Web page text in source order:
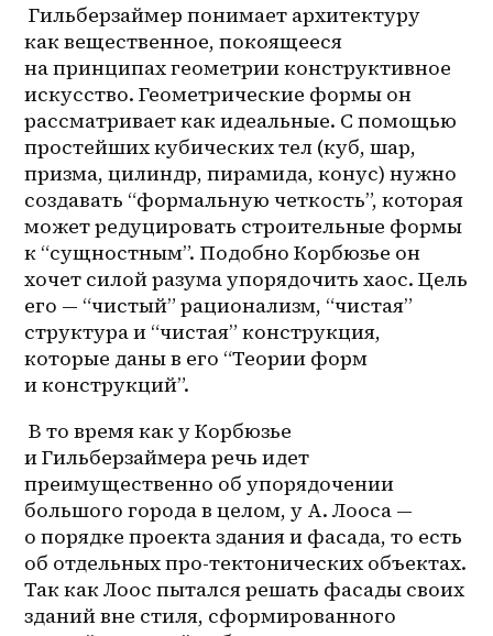
Гильберзаймер понимает архитектуру
как вещественное, покоящееся
на принципах геометрии конструктивное
искусство. Геометрические формы он
рассматривает как идеальные. С помощью
простейших кубических тел (куб, шар,
призма, цилиндр, пирамида, конус) нужно
создавать “формальную четкость”, которая
может редуцировать строительные формы
к “сущностным”. Подобно Корбюзье он
хочет силой разума упорядочить хаос. Цель
его — “чистый” рационализм, “чистая”
структура и “чистая” конструкция,
которые даны в его “Теории форм
и конструкций”.
В то время как у Корбюзье
и Гильберзаймера речь идет
преимущественно об упорядочении
большого города в целом, у А. Лооса —
о порядке проекта здания и фасада, то есть
об отдельных про-тектонических объектах.
Так как Лоос пытался решать фасады своих
зданий вне стиля, сформированного